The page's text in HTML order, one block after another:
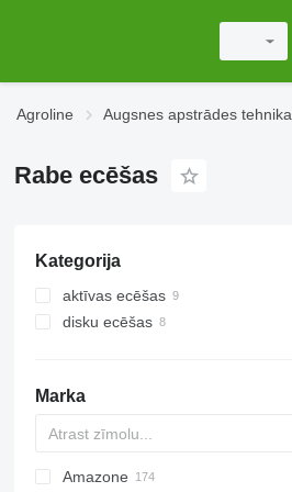
Agroline Augsnes apstrādes tehnika
Rabe ecēšas
Kategorija
aktīvas ecēšas
disku ecēšas
Marka
Multivator
Disc-O-Mulch
Jaguar
AT30
8
AGD
Amazone